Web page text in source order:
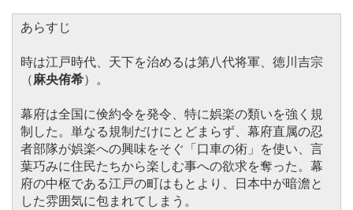
あらすじ
時は江戸時代、天下を治めるは第八代将軍、徳川吉宗
（麻央侑希）。
幕府は全国に倹約令を発令、特に娯楽の類いを強く規
制した。単なる規制だけにとどまらず、幕府直属の忍
者部隊が娯楽への興味をそぐ「口車の術」を使い、言
葉巧みに住民たちから楽しむ事への欲求を奪った。幕
府の中枢である江戸の町はもとより、日本中が暗澹と
した雰囲気に包まれてしまう。